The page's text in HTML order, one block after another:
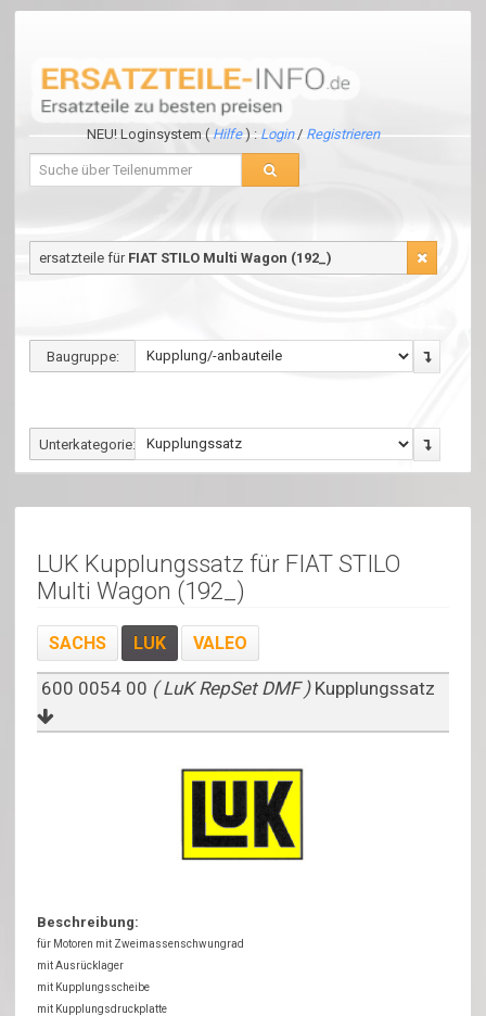
NEU! Loginsystem (Hilfe) :Login / Registrieren
ersatzteile für FIAT STILO Multi Wagon (192_)
Baugruppe:
Unterkategorie:
LUK Kupplungssatz für FIAT STILO
Multi Wagon (192_)
SACHS LUK VALEO
600 0054 00 ( LuK RepSet DMF ) Kupplungssatz
Beschreibung:
für Motoren mit Zweimassenschwungrad
mit Ausrücklager
mit Kupplungsscheibe
mit Kupplungsdruckplatte